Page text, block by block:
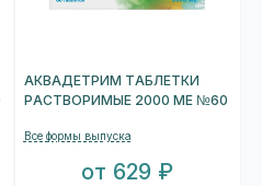
АКВАДЕТРИМ ТАБЛЕТКИ
РАСТВОРИМЫЕ 2000 МЕ №60
Все формы выпуска
от 629 ₽